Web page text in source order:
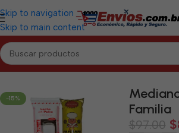
Skip to navigation
Skip to main content
SPÍRITUS/Combos de Alimentos y
-15%
Familia
$97.00 $